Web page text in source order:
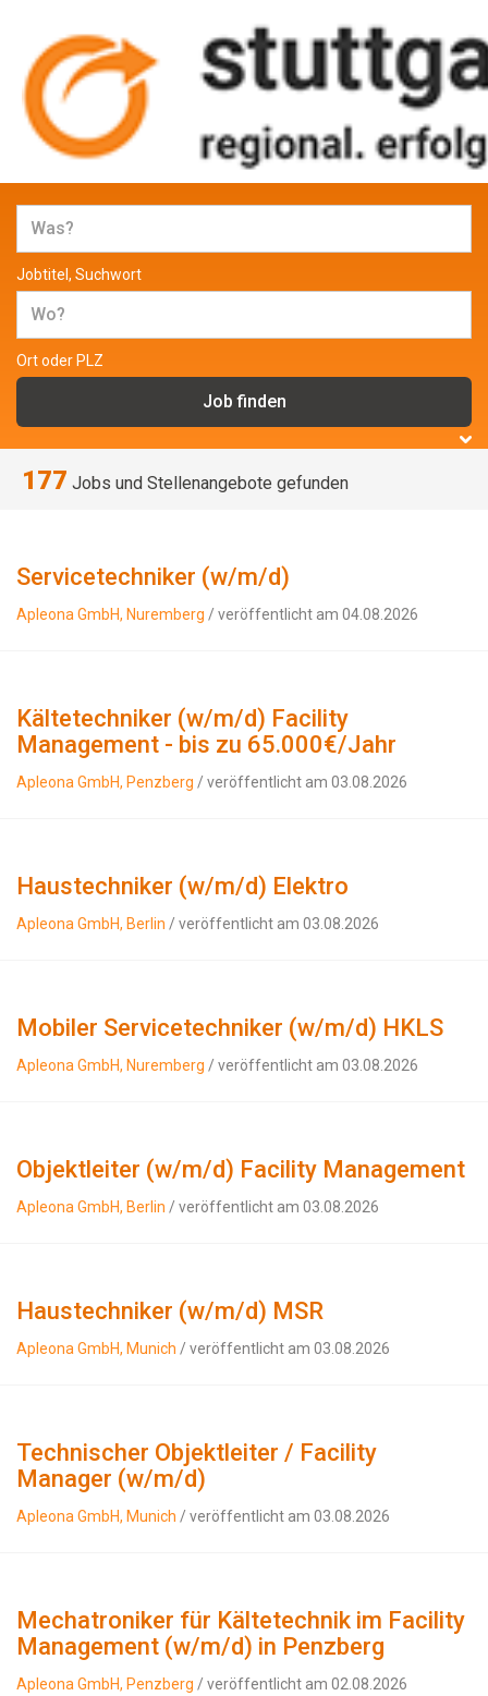
Jobs und Stellenangebote in
Stuttgart
Jobtitel, Suchwort
Ort oder PLZ
177 Jobs und Stellenangebote gefunden
Servicetechniker (w/m/d)
Apleona GmbH, Nuremberg / veröffentlicht am 04.08.2026
Kältetechniker (w/m/d) Facility
Management - bis zu 65.000€/Jahr
Apleona GmbH, Penzberg / veröffentlicht am 03.08.2026
Haustechniker (w/m/d) Elektro
Apleona GmbH, Berlin / veröffentlicht am 03.08.2026
Mobiler Servicetechniker (w/m/d) HKLS
Apleona GmbH, Nuremberg / veröffentlicht am 03.08.2026
Objektleiter (w/m/d) Facility Management
Apleona GmbH, Berlin / veröffentlicht am 03.08.2026
Haustechniker (w/m/d) MSR
Apleona GmbH, Munich / veröffentlicht am 03.08.2026
Technischer Objektleiter / Facility
Manager (w/m/d)
Apleona GmbH, Munich / veröffentlicht am 03.08.2026
Mechatroniker für Kältetechnik im Facility
Management (w/m/d) in Penzberg
Apleona GmbH, Penzberg / veröffentlicht am 02.08.2026